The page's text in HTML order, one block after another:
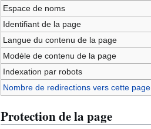
Espace de noms
Identifiant de la page
Langue du contenu de la page
Modèle de contenu de la page
Indexation par robots
Nombre de redirections vers cette page
Protection de la page